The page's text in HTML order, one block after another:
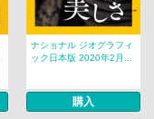
ナショナル ジオグラフィ
ック日本版 2020年2月...
購入